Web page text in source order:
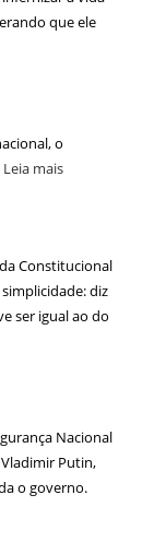
que ele
o
Leia mais
Constitucional
diz
ser igual ao do
Nacional
Putin,
o governo.